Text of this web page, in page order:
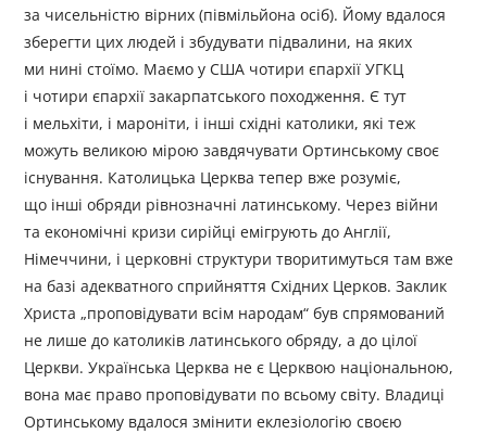
за чисельністю вірних (півмільйона осіб). Йому вдалося
зберегти цих людей і збудувати підвалини, на яких
ми нині стоїмо. Маємо у США чотири єпархії УГКЦ
і чотири єпархії закарпатського походження. Є тут
і мельхіти, і мароніти, і інші східні католики, які теж
можуть великою мірою завдячувати Ортинському своє
існування. Католицька Церква тепер вже розуміє,
що інші обряди рівнозначні латинському. Через війни
та економічні кризи сирійці емігрують до Англії,
Німеччини, і церковні структури творитимуться там вже
на базі адекватного сприйняття Східних Церков. Заклик
Христа „проповідувати всім народам“ був спрямований
не лише до католиків латинського обряду, а до цілої
Церкви. Українська Церква не є Церквою національною,
вона має право проповідувати по всьому світу. Владиці
Ортинському вдалося змінити еклезіологію своєю